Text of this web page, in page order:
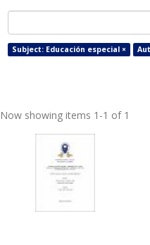
Subject: Educación especial ×
Now showing items 1-1 of 1